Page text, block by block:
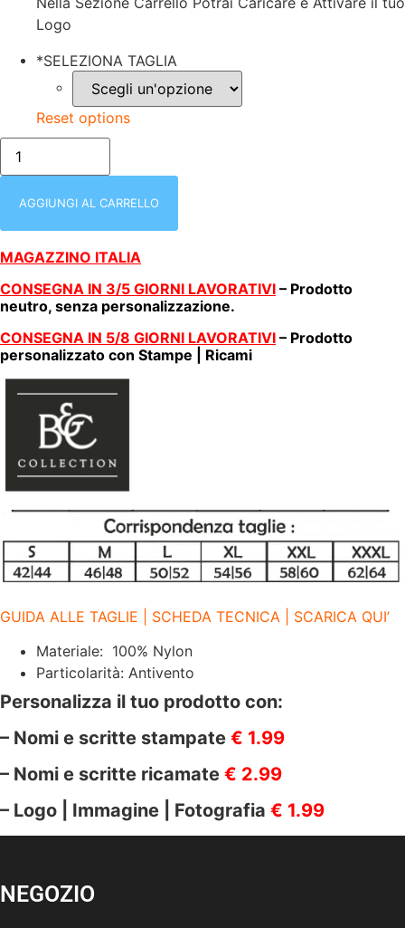
Logo
*SELEZIONA TAGLIA
Reset options
KWAY
UOMO
MANICA
|
|
|
CHIUSURA
ZIP
|
CAPPUCCIO
REGOLABILE
RICHIUDIBILE
NELLA
TASCA
DESTRA
B&C
BLUE
RB450
quantità
AGGIUNGI AL CARRELLO
MAGAZZINO ITALIA
CONSEGNA IN 3/5 GIORNI LAVORATIVI – Prodotto
neutro, senza personalizzazione.
CONSEGNA IN 5/8 GIORNI LAVORATIVI – Prodotto
personalizzato con Stampe | Ricami
GUIDA ALLE TAGLIE | SCHEDA TECNICA | SCARICA QUI’
Materiale: 100% Nylon
Particolarità: Antivento
Personalizza il tuo prodotto con:
– Nomi e scritte stampate € 1.99
– Nomi e scritte ricamate € 2.99
– Logo | Immagine | Fotografia € 1.99
NEGOZIO